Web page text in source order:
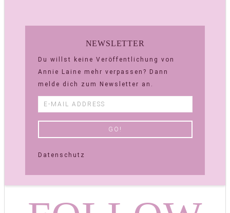
NEWSLETTER
Du willst keine Veröffentlichung von
Annie Laine mehr verpassen? Dann
melde dich zum Newsletter an.
Datenschutz